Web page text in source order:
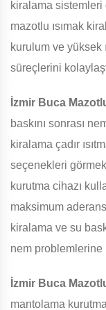
kiralama sistemleri
mazotlu ısımak
kurulum ve yüksek
süreçlerini
İzmir Buca
baskını sonrası
kiralama çadır
seçenekleri
kurutma cihazı
maksimum
kiralama ve su
nem problemlerine
İzmir Buca
mantolama kurutma